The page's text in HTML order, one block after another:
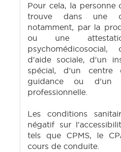
Pour cela, la
trouve dans une
notamment, par la
ou une
d'aide sociale, d'un
spécial, d'un centre
guidance ou d'un
professionnelle.
Les conditions
négatif sur
tels que CPMS, le
cours de conduite.